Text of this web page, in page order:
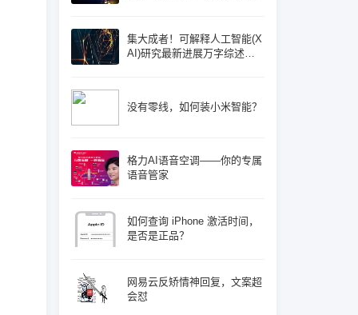
集大成者！可解释人工智能(X
AI)研究最新进展万字综述论
没有零线，如何装小米智能？
格力AI语音空调——你的专属
语音管家
如何查询 iPhone 激活时间，
是否是正品？
网易云反矫情神回复，文案超
会怼